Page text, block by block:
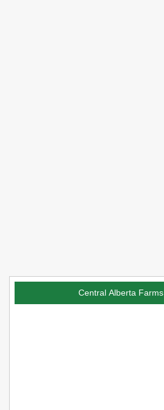
Central Alberta Farms